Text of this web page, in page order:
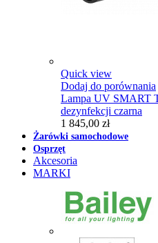
Quick view
Dodaj do porównania
Lampa UV SMART
dezynfekcji czarna
1 845,00 zł
Żarówki samochodowe
Osprzęt
Akcesoria
MARKI